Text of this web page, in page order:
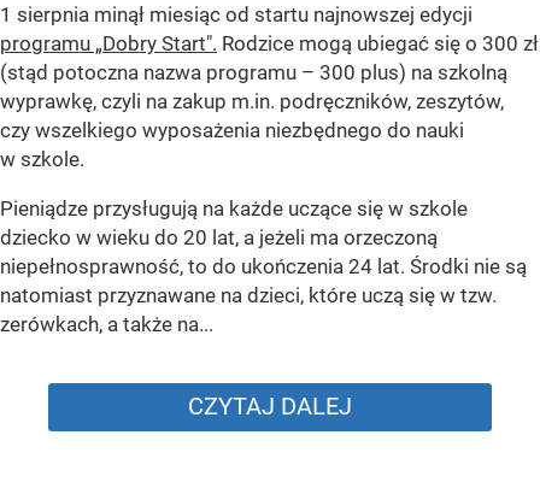
1 sierpnia minął miesiąc od startu najnowszej edycji
programu „Dobry Start". Rodzice mogą ubiegać się o 300 zł
(stąd potoczna nazwa programu – 300 plus) na szkolną
wyprawkę, czyli na zakup m.in. podręczników, zeszytów,
czy wszelkiego wyposażenia niezbędnego do nauki
w szkole.
Pieniądze przysługują na każde uczące się w szkole
dziecko w wieku do 20 lat, a jeżeli ma orzeczoną
niepełnosprawność, to do ukończenia 24 lat. Środki nie są
natomiast przyznawane na dzieci, które uczą się w tzw.
zerówkach, a także na...
CZYTAJ DALEJ